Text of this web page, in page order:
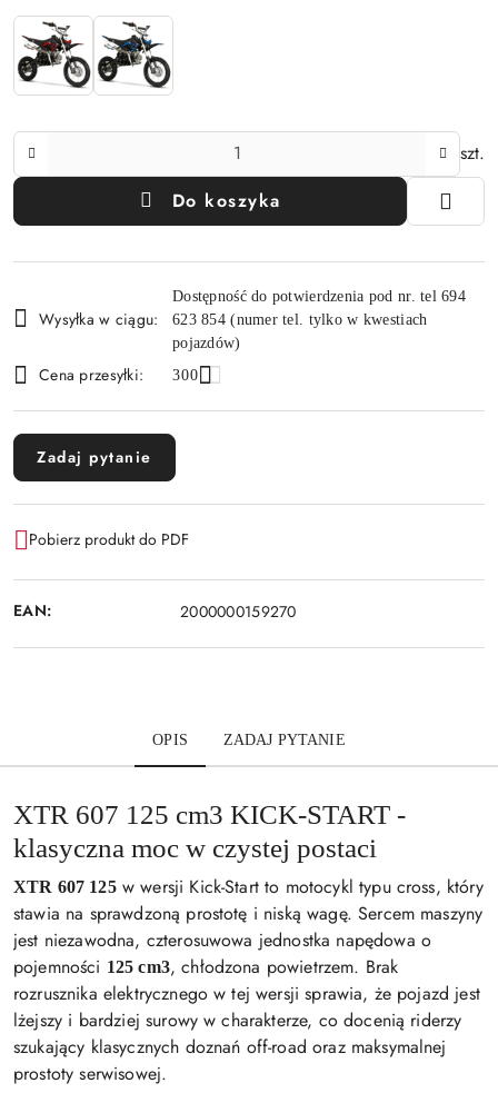
szt.
Do koszyka
i
dostawa
Wysyłka w ciągu:
Dostępność do potwierdzenia pod nr. tel 694
623 854 (numer tel. tylko w kwestiach
pojazdów)
Cena przesyłki: 300
Zadaj pytanie
Pobierz produkt do PDF
EAN: 2000000159270
OPIS ZADAJ PYTANIE
XTR 607 125 cm3 KICK-START -
klasyczna moc w czystej postaci
XTR 607 125w wersji Kick-Start to motocykl typu cross, który
stawia na sprawdzoną prostotę i niską wagę. Sercem maszyny
jest niezawodna, czterosuwowa jednostka napędowa o
pojemności 125 cm3, chłodzona powietrzem. Brak
rozrusznika elektrycznego w tej wersji sprawia, że pojazd jest
lżejszy i bardziej surowy w charakterze, co docenią riderzy
szukający klasycznych doznań off-road oraz maksymalnej
prostoty serwisowej.